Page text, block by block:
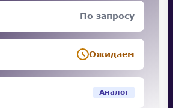
По запросу
Ожидаем
Аналог